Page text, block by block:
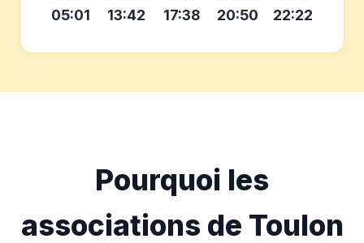
05:01 13:42 17:38 20:50 22:22
Pourquoi les
associations de Toulon